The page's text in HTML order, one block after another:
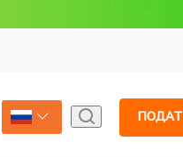
Страхование
Select Language